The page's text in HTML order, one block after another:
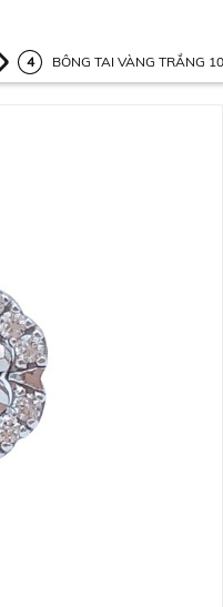
BÔNG TAI VÀNG TRẮNG